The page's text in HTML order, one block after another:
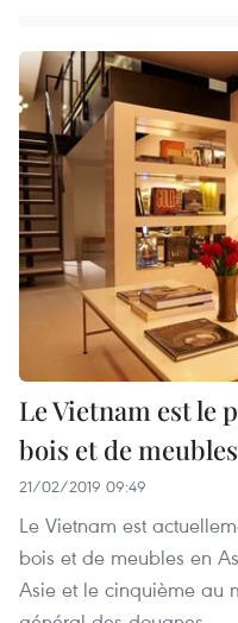
Le Vietnam est le
bois et de
21/02/2019 09:49
Le Vietnam est
bois et de meubles en
Asie et le cinquième au